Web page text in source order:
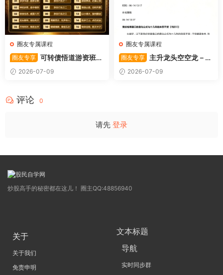
圈友专属课程
圈友专享 可转债悟道游资班出
奇系列悟道系列守正系列课程-
卓妍
2026-07-09
圈友专属课程
圈友专享
主升龙头空空龙－竞
价抢筹盘口的量化公式与十几
年的体系干货，全篇2026061
2026-07-09
评论 0
请先 登录
炒股高手的秘密都在这儿！ 圈主QQ:48856940
关于
关于我们
免责申明
文本标题
导航
实时同步群